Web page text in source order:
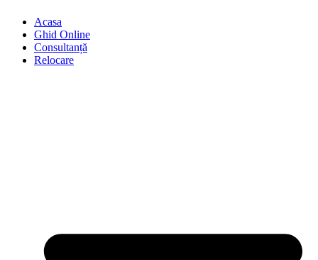
Acasa
Ghid Online
Consultanță
Relocare